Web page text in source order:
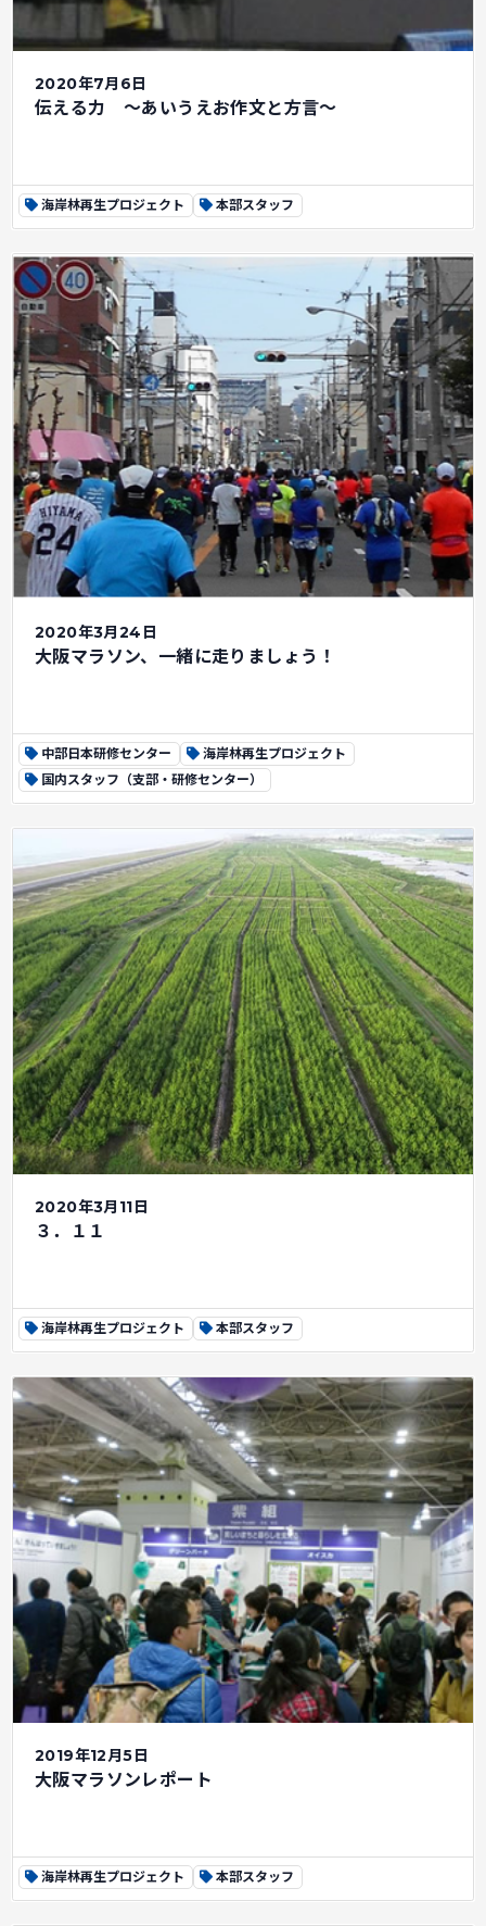
2020年7月6日
伝える力 ～あいうえお作文と方言～
海岸林再生プロジェクト 本部スタッフ
2020年3月24日
大阪マラソン、一緒に走りましょう！
中部日本研修センター
海岸林再生プロジェクト
国内スタッフ（支部・研修センター）
2020年3月11日
３．１１
海岸林再生プロジェクト 本部スタッフ
2019年12月5日
大阪マラソンレポート
海岸林再生プロジェクト 本部スタッフ